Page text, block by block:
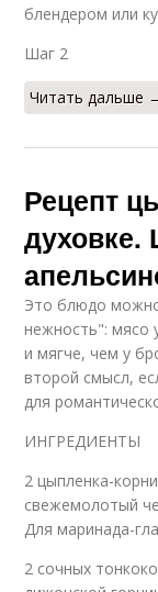
блендером или
Шаг 2
Читать дальше
Рецепт
Это блюдо
нежность": мясо
и мягче, чем у
второй смысл,
для
ИНГРЕДИЕНТЫ
2 цыпленка-
свежемолотый
Для маринада-
2 сочных